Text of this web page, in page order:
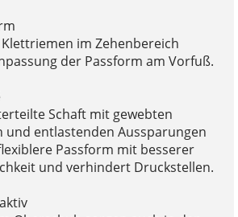
im Zehenbereich
der Passform am Vorfuß.
Schaft mit gewebten
und entlastenden Aussparungen
Passform mit besserer
und verhindert Druckstellen.